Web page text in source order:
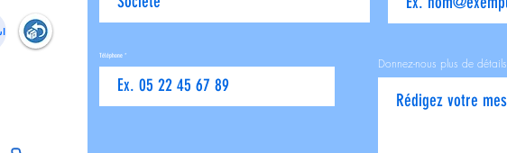
Téléphone
Donnez-nous plus de détails